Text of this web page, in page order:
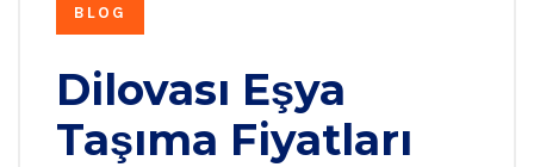
BLOG
Dilovası Eşya
Taşıma Fiyatları